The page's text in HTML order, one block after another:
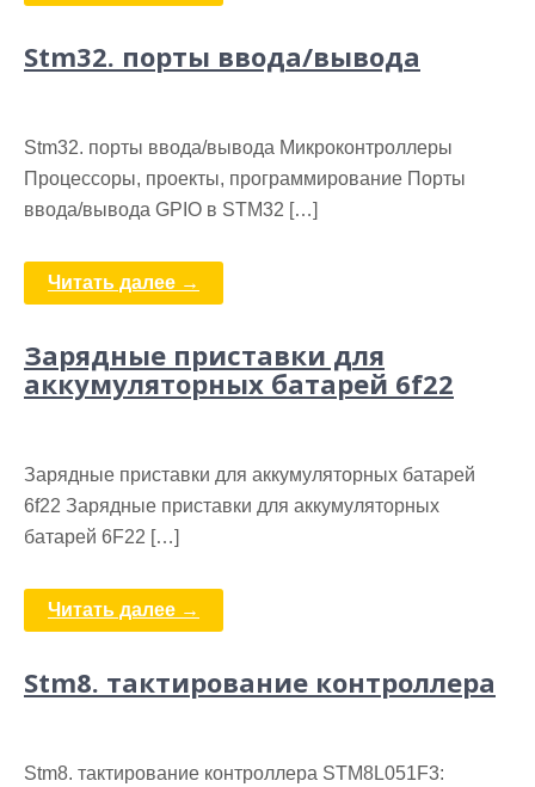
Stm32. порты ввода/вывода
Stm32. порты ввода/вывода Микроконтроллеры
Процессоры, проекты, программирование Порты
ввода/вывода GPIO в STM32 […]
Читать далее →
Зарядные приставки для
аккумуляторных батарей 6f22
Зарядные приставки для аккумуляторных батарей
6f22 Зарядные приставки для аккумуляторных
батарей 6F22 […]
Читать далее →
Stm8. тактирование контроллера
Stm8. тактирование контроллера STM8L051F3: